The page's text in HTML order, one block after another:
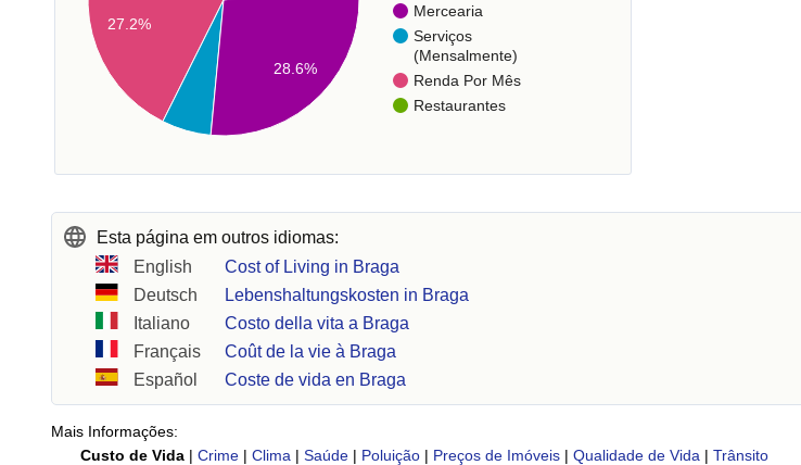
Mercearia
Serviços
(Mensalmente)
Renda Por Mês
Restaurantes
27.2%
28.6%
Esta página em outros idiomas:
English
Cost of Living in Braga
Deutsch
Lebenshaltungskosten in Braga
Italiano
Costo della vita a Braga
Français
Coût de la vie à Braga
Español
Coste de vida en Braga
Mais Informações:
Custo de Vida | Crime | Clima | Saúde | Poluição | Preços de Imóveis | Qualidade de Vida | Trânsito